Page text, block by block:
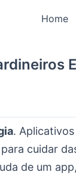
Home
.
cuidar
de um